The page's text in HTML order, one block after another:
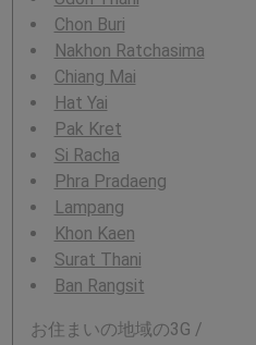
Chon Buri
Nakhon Ratchasima
Chiang Mai
Hat Yai
Pak Kret
Si Racha
Phra Pradaeng
Lampang
Khon Kaen
Surat Thani
Ban Rangsit
お住まいの地域の3G /